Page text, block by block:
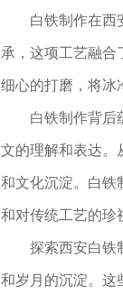
白铁制作在西
承，这项工艺融合
细心的打磨，将冰
白铁制作背后
文的理解和表达。
和文化沉淀。白铁
和对传统工艺的珍
探索西安白铁
和岁月的沉淀。这